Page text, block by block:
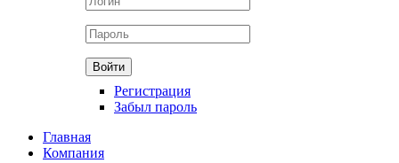
Регистрация
Забыл пароль
Главная
Компания